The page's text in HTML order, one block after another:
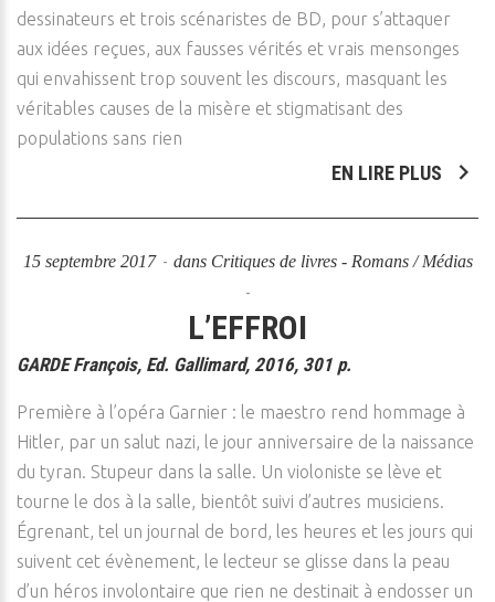
dessinateurs et trois scénaristes de BD, pour s’attaquer
aux idées reçues, aux fausses vérités et vrais mensonges
qui envahissent trop souvent les discours, masquant les
véritables causes de la misère et stigmatisant des
populations sans rien
EN LIRE PLUS
15 septembre 2017 dans Critiques de livres - Romans / Médias
L’EFFROI
GARDE François, Ed. Gallimard, 2016, 301 p.
Première à l’opéra Garnier : le maestro rend hommage à
Hitler, par un salut nazi, le jour anniversaire de la naissance
du tyran. Stupeur dans la salle. Un violoniste se lève et
tourne le dos à la salle, bientôt suivi d’autres musiciens.
Égrenant, tel un journal de bord, les heures et les jours qui
suivent cet évènement, le lecteur se glisse dans la peau
d’un héros involontaire que rien ne destinait à endosser un